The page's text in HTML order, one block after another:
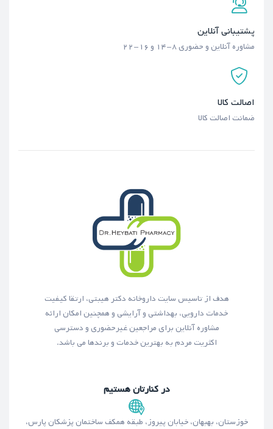
پشتیبانی آنلاین
مشاوره آنلاین و حضوری ۸-۱۴ و ۱۶-۲۲
اصالت کالا
ضمانت اصالت کالا
هدف از تاسیس سایت داروخانه دکتر هیبتی، ارتقا کیفیت
خدمات دارویی، بهداشتی و آرایشی و همچنین امکان ارائه
مشاوره آنلاین برای مراجعین غیرحضوری و دسترسی
اکثریت مردم به بهترین خدمات و برندها می باشد.
در کنارتان هستیم
خوزستان، بهبهان، خیابان پیروز، طبقه همکف ساختمان پزشکان پارس،